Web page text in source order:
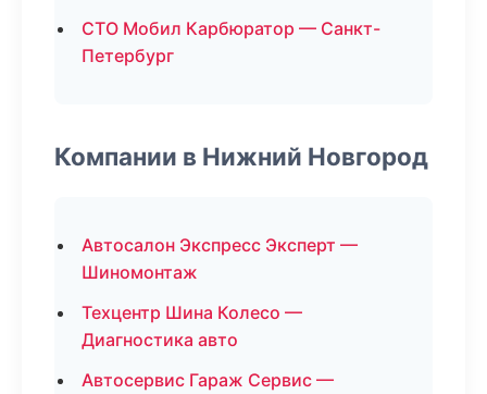
СТО Мобил Карбюратор — Санкт-
Петербург
Компании в Нижний Новгород
Автосалон Экспресс Эксперт —
Шиномонтаж
Техцентр Шина Колесо —
Диагностика авто
Автосервис Гараж Сервис —